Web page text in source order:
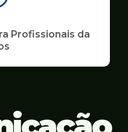
Profissionais da